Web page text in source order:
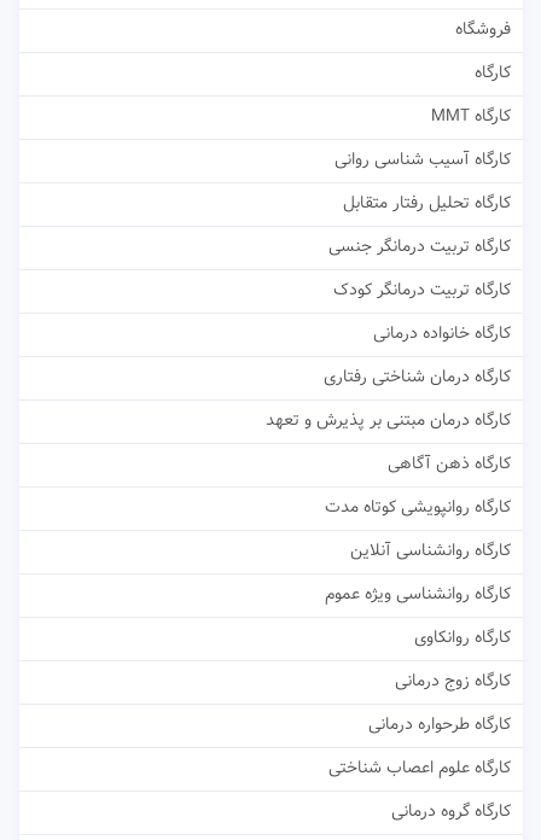
فروشگاه
کارگاه
کارگاه MMT
کارگاه آسیب شناسی روانی
کارگاه تحلیل رفتار متقابل
کارگاه تربیت درمانگر جنسی
کارگاه تربیت درمانگر کودک
کارگاه خانواده درمانی
کارگاه درمان شناختی رفتاری
کارگاه درمان مبتنی بر پذیرش و تعهد
کارگاه ذهن آگاهی
کارگاه روانپویشی کوتاه مدت
کارگاه روانشناسی آنلاین
کارگاه روانشناسی ویژه عموم
کارگاه روانکاوی
کارگاه زوج درمانی
کارگاه طرحواره درمانی
کارگاه علوم اعصاب شناختی
کارگاه گروه درمانی